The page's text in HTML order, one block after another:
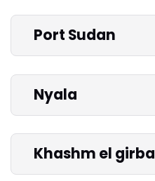
Port Sudan
Nyala
Khashm el girba